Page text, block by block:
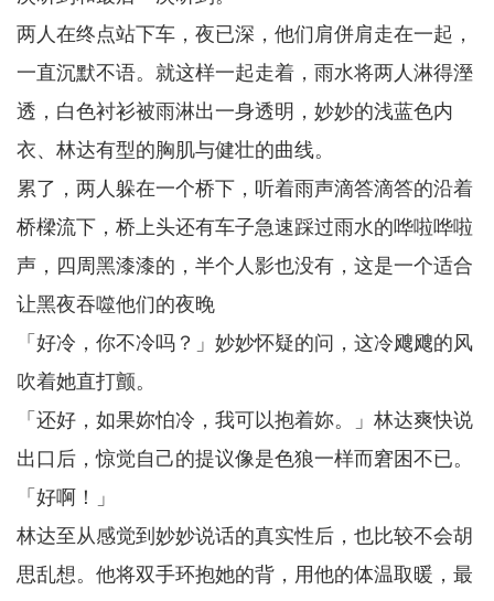
两人在终点站下车，夜已深，他们肩併肩走在一起，
一直沉默不语。就这样一起走着，雨水将两人淋得溼
透，白色衬衫被雨淋出一身透明，妙妙的浅蓝色内
衣、林达有型的胸肌与健壮的曲线。
累了，两人躲在一个桥下，听着雨声滴答滴答的沿着
桥樑流下，桥上头还有车子急速踩过雨水的哗啦哗啦
声，四周黑漆漆的，半个人影也没有，这是一个适合
让黑夜吞噬他们的夜晚
「好冷，你不冷吗？」妙妙怀疑的问，这冷飕飕的风
吹着她直打颤。
「还好，如果妳怕冷，我可以抱着妳。」林达爽快说
出口后，惊觉自己的提议像是色狼一样而窘困不已。
「好啊！」
林达至从感觉到妙妙说话的真实性后，也比较不会胡
思乱想。他将双手环抱她的背，用他的体温取暖，最